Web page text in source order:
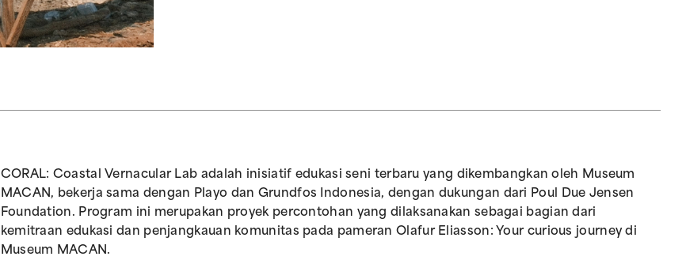
CORAL: Coastal Vernacular Lab adalah inisiatif edukasi seni terbaru yang dikembangkan oleh Museum
MACAN, bekerja sama dengan Playo dan Grundfos Indonesia, dengan dukungan dari Poul Due Jensen
Foundation. Program ini merupakan proyek percontohan yang dilaksanakan sebagai bagian dari
kemitraan edukasi dan penjangkauan komunitas pada pameran Olafur Eliasson: Your curious journey di
Museum MACAN.